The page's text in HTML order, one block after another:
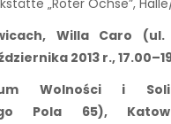
Willa Caro (ul.
2013 r.,
Wolności i
Pola 65),